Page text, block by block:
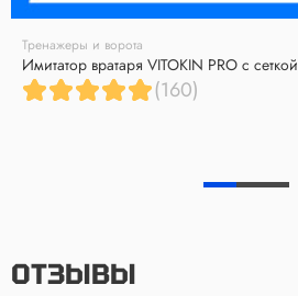
Тренажеры и ворота
Имитатор вратаря VITOKIN PRO с сеткой
(160)
ОТЗЫВЫ